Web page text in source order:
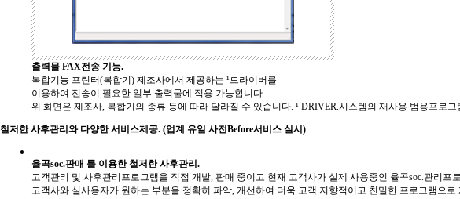
출력물 FAX전송 기능.
복합기능 프린터(복합기) 제조사에서 제공하는 ¹드라이버를
이용하여 전송이 필요한 일부 출력물에 적용 가능합니다.
위 화면은 제조사, 복합기의 종류 등에 따라 달라질 수 있습니다. ¹ DRIVER.시스템의 재사용 범용프로
철저한 사후관리와 다양한 서비스제공. (업계 유일 사전Before서비스 실시)
율곡soc.판매 를 이용한 철저한 사후관리.
고객관리 및 사후관리프로그램을 직접 개발, 판매 중이고 현재 고객사가 실제 사용중인 율곡soc.관리프
고객사와 실사용자가 원하는 부분을 정확히 파악, 개선하여 더욱 고객 지향적이고 친밀한 프로그램으로